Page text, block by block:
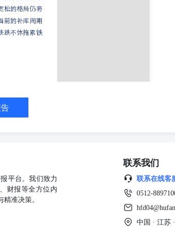
。基本面上，气头继续检修，日产下降至17万吨左右
，板材因销售不佳计划提前停工，因此库存未如预期
的表现，尿素高库存已成为压制其上涨空间的核心矛
期变化、西南限气影响和出口预期变化。 【棕榈油】
口数据进行了明显上调，同步下调了9月末库存。10月
菜油出现增量，关注其他区域的进口冲击情况。而菜
者无关，我公司不承担任何形式的损失。本报告版权
发布，或投入商业使用。如引用请遵循原文本意，并注
有任何疑问的，我们建议您咨询客户经理或公司投资咨
策略契合个别投资者的情况。本报告并不构成给予个
们为其客户。 国海良时期货有限公司具有期货交易咨询
平台。我们致力
财报等全方位内
准决策。
联系我们
联系在线客
0512-
中国 · 江苏